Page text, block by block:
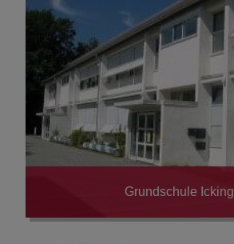
Grundschule Icking